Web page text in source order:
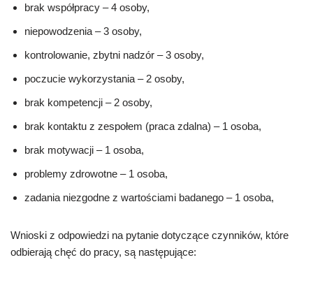
brak współpracy – 4 osoby,
niepowodzenia – 3 osoby,
kontrolowanie, zbytni nadzór – 3 osoby,
poczucie wykorzystania – 2 osoby,
brak kompetencji – 2 osoby,
brak kontaktu z zespołem (praca zdalna) – 1 osoba,
brak motywacji – 1 osoba,
problemy zdrowotne – 1 osoba,
zadania niezgodne z wartościami badanego – 1 osoba,
Wnioski z odpowiedzi na pytanie dotyczące czynników, które
odbierają chęć do pracy, są następujące: